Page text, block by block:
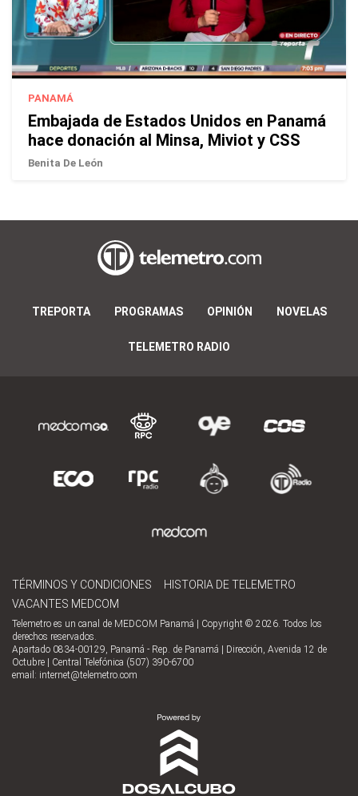
PANAMÁ
Embajada de Estados Unidos en Panamá
hace donación al Minsa, Miviot y CSS
Benita De León
TREPORTA PROGRAMAS OPINIÓN NOVELAS
TELEMETRO RADIO
TÉRMINOS Y CONDICIONES
HISTORIA DE TELEMETRO
VACANTES MEDCOM
Telemetro es un canal de MEDCOM Panamá | Copyright © 2026. Todos los
derechos reservados.
Apartado 0834-00129, Panamá - Rep. de Panamá | Dirección, Avenida 12 de
Octubre | Central Telefónica (507) 390-6700
email: internet@telemetro.com